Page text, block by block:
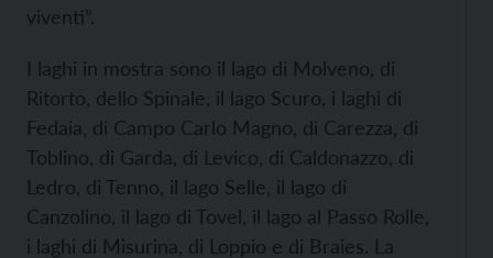
viventi”.
I laghi in mostra sono il lago di Molveno, di
Ritorto, dello Spinale, il lago Scuro, i laghi di
Fedaia, di Campo Carlo Magno, di Carezza, di
Toblino, di Garda, di Levico, di Caldonazzo, di
Ledro, di Tenno, il lago Selle, il lago di
Canzolino, il lago di Tovel, il lago al Passo Rolle,
i laghi di Misurina, di Loppio e di Braies. La